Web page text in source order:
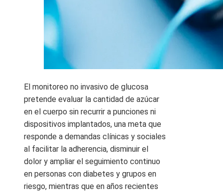
El monitoreo no invasivo de glucosa
pretende evaluar la cantidad de azúcar
en el cuerpo sin recurrir a punciones ni
dispositivos implantados, una meta que
responde a demandas clínicas y sociales
al facilitar la adherencia, disminuir el
dolor y ampliar el seguimiento continuo
en personas con diabetes y grupos en
riesgo, mientras que en años recientes